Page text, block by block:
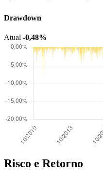
Drawdown
Atual -0,48%
Risco e Retorno